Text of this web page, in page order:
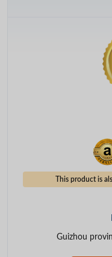
This product is
Guizhou